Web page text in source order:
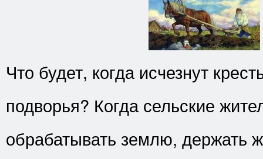
Что будет, когда исчезнут
подворья? Когда сельские
обрабатывать землю, держать